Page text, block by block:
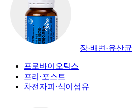
장·배변·유산균
프로바이오틱스
프리·포스트
차전자피·식이섬유